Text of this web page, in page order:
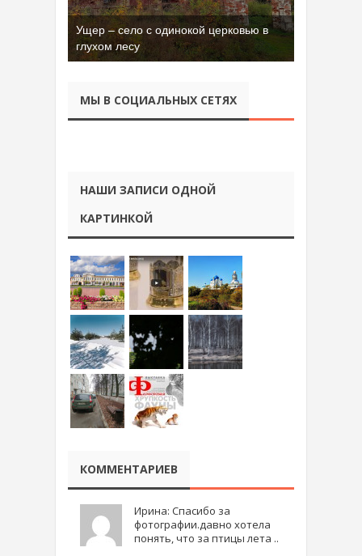
Ущер – село с одинокой церковью в
глухом лесу
МЫ В СОЦИАЛЬНЫХ СЕТЯХ
НАШИ ЗАПИСИ ОДНОЙ
КАРТИНКОЙ
КОММЕНТАРИЕВ
Ирина: Спасибо за
фотографии.давно хотела
понять, что за птицы лета ..